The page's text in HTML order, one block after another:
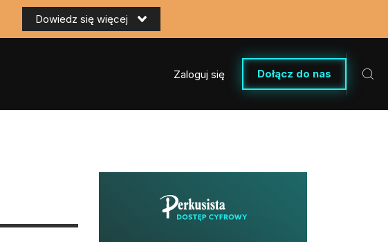
Dowiedz się więcej
Zaloguj się Dołącz do nas